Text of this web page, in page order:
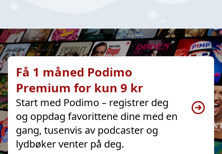
Få 1 måned Podimo
Premium for kun 9 kr
Start med Podimo – registrer deg
og oppdag favorittene dine med en
gang, tusenvis av podcaster og
lydbøker venter på deg.